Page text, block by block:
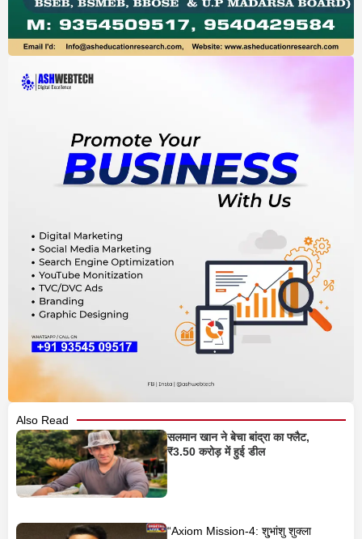
Also Read
सलमान खान ने बेचा बांद्रा का फ्लैट,
₹3.50 करोड़ में हुई डील
“Axiom Mission‑4: शु्भांशु शुक्ला